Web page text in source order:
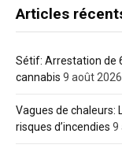
Articles
Sétif: Arrestation de
cannabis 9 août 2026
Vagues de chaleurs:
risques d’incendies 9